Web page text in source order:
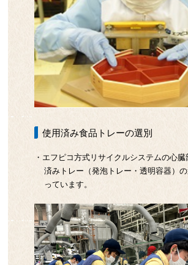
使用済み食品トレーの選別
・エフピコ方式リサイクルシステムの心臓
済みトレー（発泡トレー・透明容器）
っています。